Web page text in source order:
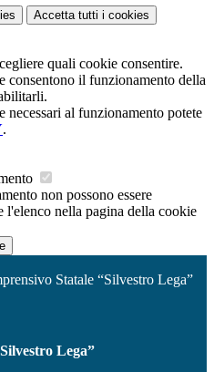
Accetta tutti i cookies
quali cookie consentire.
consentono il funzionamento della
necessari al funzionamento potete
.
non possono essere
l'elenco nella pagina della cookie
Statale “Silvestro Lega”
Lega”